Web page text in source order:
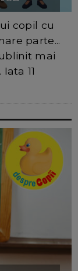
copil cu
parte...
mai
11